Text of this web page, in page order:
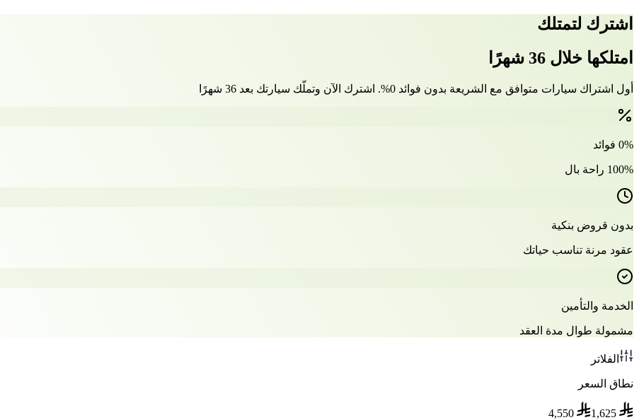
اشترك لتمتلك
امتلكها خلال 36 شهرًا
أول اشتراك سيارات متوافق مع الشريعة بدون فوائد 0%. اشترك الآن وتملّك سيارتك بعد 36 شهرًا
0% فوائد
100% راحة بال
بدون قروض بنكية
عقود مرنة تناسب حياتك
الخدمة والتأمين
مشمولة طوال مدة العقد
الفلاتر
نطاق السعر
1,625
4,550